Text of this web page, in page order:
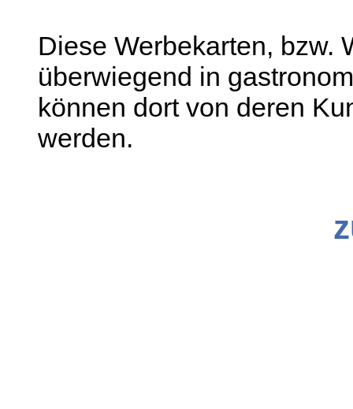
Diese Werbekarten, bzw.
überwiegend in
können dort von deren
werden.